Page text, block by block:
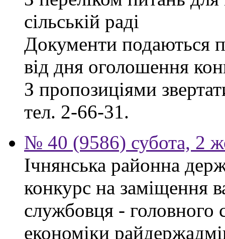
сільській раді
Документи подаються
від дня оголошення
З пропозиціями
тел. 2-66-31.
№ 40 (9586) субота, 2
Ічнянська районна
конкурс на заміщення
службовця - головного
економіки